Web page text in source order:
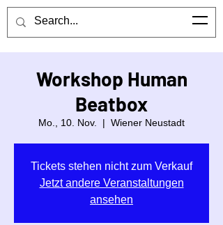
Mittelschule Föhrenwald
Kontaktiere uns
Workshop Human
Beatbox
Mo., 10. Nov.
  |
Wiener Neustadt
Tickets stehen nicht zum Verkauf
Jetzt andere Veranstaltungen
ansehen